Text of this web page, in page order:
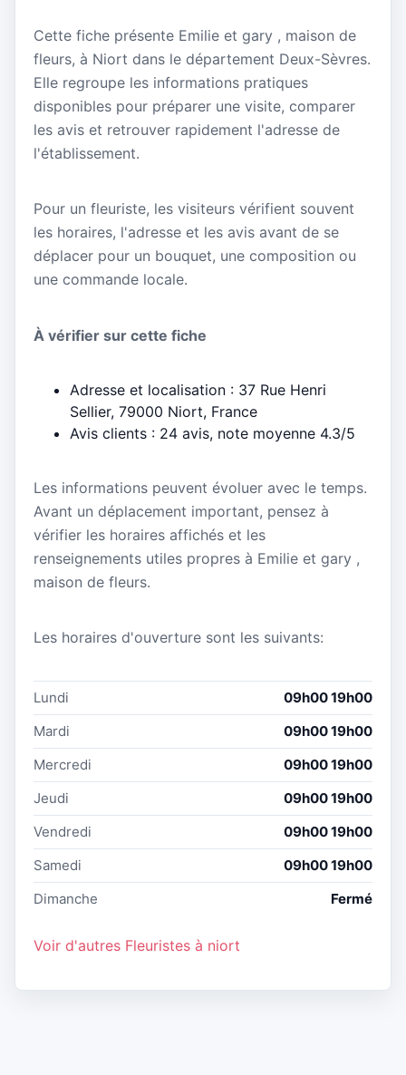
Cette fiche présente Emilie et gary , maison de
fleurs, à Niort dans le département Deux-Sèvres.
Elle regroupe les informations pratiques
disponibles pour préparer une visite, comparer
les avis et retrouver rapidement l'adresse de
l'établissement.
Pour un fleuriste, les visiteurs vérifient souvent
les horaires, l'adresse et les avis avant de se
déplacer pour un bouquet, une composition ou
une commande locale.
À vérifier sur cette fiche
Adresse et localisation : 37 Rue Henri
Sellier, 79000 Niort, France
Avis clients : 24 avis, note moyenne 4.3/5
Les informations peuvent évoluer avec le temps.
Avant un déplacement important, pensez à
vérifier les horaires affichés et les
renseignements utiles propres à Emilie et gary ,
maison de fleurs.
Les horaires d'ouverture sont les suivants:
Lundi
09h00 19h00
Mardi
09h00 19h00
Mercredi
09h00 19h00
Jeudi
09h00 19h00
Vendredi
09h00 19h00
Samedi
09h00 19h00
Dimanche
Fermé
Voir d'autres Fleuristes à niort